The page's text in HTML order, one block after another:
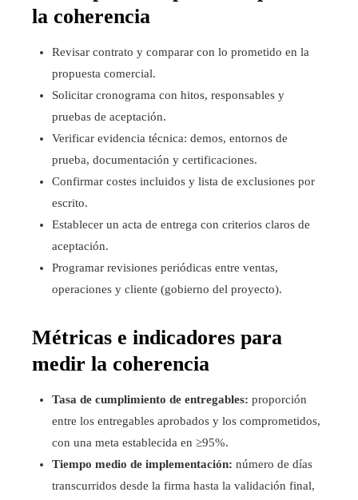
la coherencia
Revisar contrato y comparar con lo prometido en la
propuesta comercial.
Solicitar cronograma con hitos, responsables y
pruebas de aceptación.
Verificar evidencia técnica: demos, entornos de
prueba, documentación y certificaciones.
Confirmar costes incluidos y lista de exclusiones por
escrito.
Establecer un acta de entrega con criterios claros de
aceptación.
Programar revisiones periódicas entre ventas,
operaciones y cliente (gobierno del proyecto).
Métricas e indicadores para
medir la coherencia
Tasa de cumplimiento de entregables: proporción
entre los entregables aprobados y los comprometidos,
con una meta establecida en ≥95%.
Tiempo medio de implementación: número de días
transcurridos desde la firma hasta la validación final,